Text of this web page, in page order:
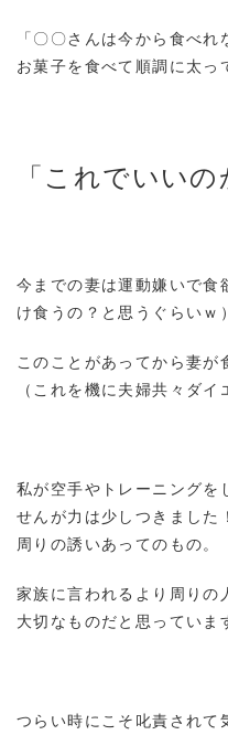
「〇〇さんは今から食べ
お菓子を食べて順調に太っ
「これでいいの
今までの妻は運動嫌いで食
け食うの？と思うぐらいｗ
このことがあってから妻が
（これを機に夫婦共々ダイ
私が空手やトレーニングを
せんが力は少しつきました
周りの誘いあってのもの。
家族に言われるより周りの
大切なものだと思っていま
つらい時にこそ叱責されて